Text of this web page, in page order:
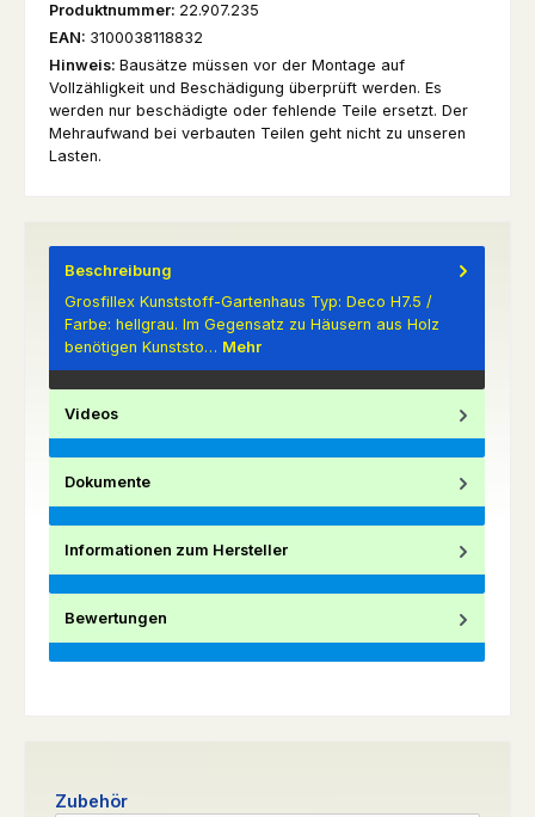
Produktnummer: 22.907.235
EAN: 3100038118832
Hinweis: Bausätze müssen vor der Montage auf
Vollzähligkeit und Beschädigung überprüft werden. Es
werden nur beschädigte oder fehlende Teile ersetzt. Der
Mehraufwand bei verbauten Teilen geht nicht zu unseren
Lasten.
Beschreibung
Grosfillex Kunststoff-Gartenhaus Typ: Deco H7.5 /
Farbe: hellgrau. Im Gegensatz zu Häusern aus Holz
benötigen Kunststo… Mehr
Videos
Dokumente
Informationen zum Hersteller
Bewertungen
Produktgalerie überspringen
Zubehör